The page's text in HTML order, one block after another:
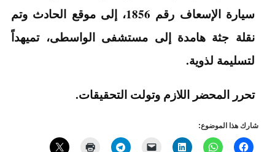
سيارة الإسعاف رقم 1856، إلى موقع الحادث وتم
نقلة جثة هامدة إلى مستشفى الواسطى، تميهداً
لتسليمة لذوية.
تحرر المحضر اللازم وتولت التحقيقات.
شارك هذا الموضوع: